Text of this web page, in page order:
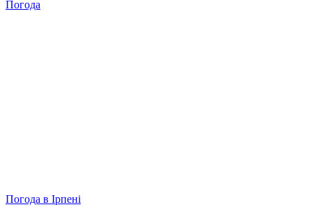
Погода
Погода в Ірпені